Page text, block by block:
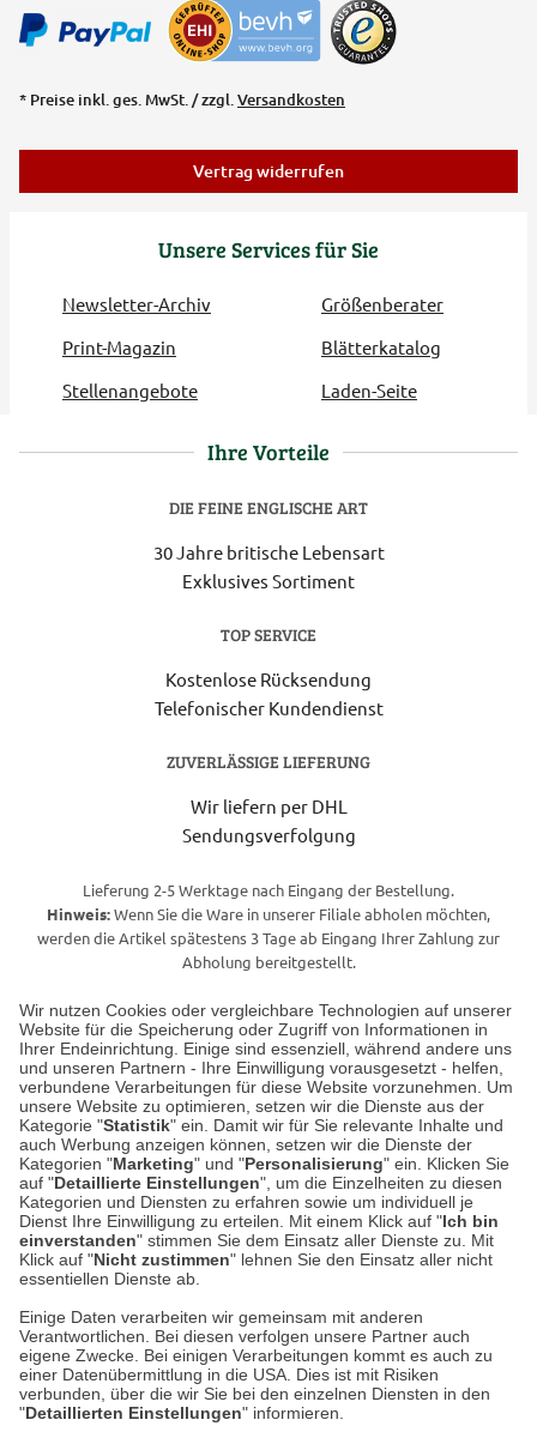
Wir nutzen Cookies oder vergleichbare Technologien auf unserer
Website für die Speicherung oder Zugriff von Informationen in
Ihrer Endeinrichtung. Einige sind essenziell, während andere uns
und unseren Partnern - Ihre Einwilligung vorausgesetzt - helfen,
verbundene Verarbeitungen für diese Website vorzunehmen. Um
unsere Website zu optimieren, setzen wir die Dienste aus der
Kategorie "Statistik" ein. Damit wir für Sie relevante Inhalte und
auch Werbung anzeigen können, setzen wir die Dienste der
Kategorien "Marketing" und "Personalisierung" ein. Klicken Sie
auf "Detaillierte Einstellungen", um die Einzelheiten zu diesen
Kategorien und Diensten zu erfahren sowie um individuell je
Dienst Ihre Einwilligung zu erteilen. Mit einem Klick auf "Ich bin
einverstanden" stimmen Sie dem Einsatz aller Dienste zu. Mit
Klick auf "Nicht zustimmen" lehnen Sie den Einsatz aller nicht
essentiellen Dienste ab.
Einige Daten verarbeiten wir gemeinsam mit anderen
Verantwortlichen. Bei diesen verfolgen unsere Partner auch
eigene Zwecke. Bei einigen Verarbeitungen kommt es auch zu
einer Datenübermittlung in die USA. Dies ist mit Risiken
verbunden, über die wir Sie bei den einzelnen Diensten in den
"Detaillierten Einstellungen" informieren.
Unsere Services für Sie
Newsletter-Archiv
Größenberater
Print-Magazin
Blätterkatalog
Stellenangebote
Laden-Seite
* Preise inkl. ges. MwSt. / zzgl.Versandkosten
Vertrag widerrufen
Ihre Vorteile
DIE FEINE ENGLISCHE ART
30 Jahre britische Lebensart
Exklusives Sortiment
TOP SERVICE
Kostenlose Rücksendung
Telefonischer Kundendienst
ZUVERLÄSSIGE LIEFERUNG
Wir liefern per DHL
Sendungsverfolgung
Lieferung 2-5 Werktage nach Eingang der Bestellung.
Hinweis:Wenn Sie die Ware in unserer Filiale abholen möchten,
werden die Artikel spätestens 3 Tage ab Eingang Ihrer Zahlung zur
Abholung bereitgestellt.
Unser Geschäft in Meckenheim
Auf dem Steinbüchel 6
53340 Meckenheim
Montag bis Samstag 9:00 Uhr bis 18:00 Uhr
weitere Information
Hier finden Sie uns im Netz
Cookie-Einstellungen in Ihrem Browser